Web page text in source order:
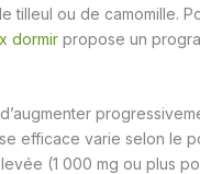
tilleul ou de camomille.
dormir propose un
efficace varie selon le
(1 000 mg ou plus